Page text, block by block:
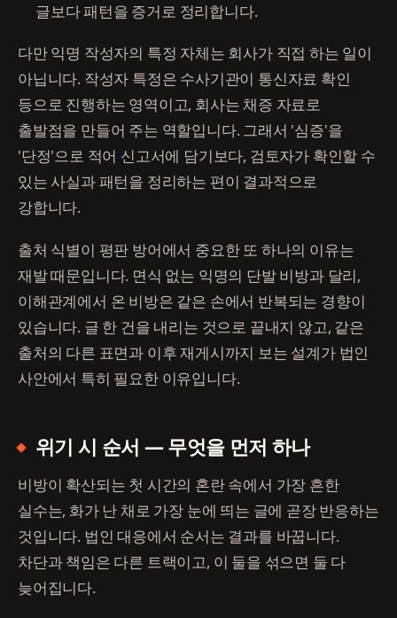
글보다 패턴을 증거로 정리합니다.
다만 익명 작성자의 특정 자체는 회사가 직접 하는 일이
아닙니다. 작성자 특정은 수사기관이 통신자료 확인
등으로 진행하는 영역이고, 회사는 채증 자료로
출발점을 만들어 주는 역할입니다. 그래서 '심증'을
'단정'으로 적어 신고서에 담기보다, 검토자가 확인할 수
있는 사실과 패턴을 정리하는 편이 결과적으로
강합니다.
출처 식별이 평판 방어에서 중요한 또 하나의 이유는
재발 때문입니다. 면식 없는 익명의 단발 비방과 달리,
이해관계에서 온 비방은 같은 손에서 반복되는 경향이
있습니다. 글 한 건을 내리는 것으로 끝내지 않고, 같은
출처의 다른 표면과 이후 재게시까지 보는 설계가 법인
사안에서 특히 필요한 이유입니다.
위기 시 순서 — 무엇을 먼저 하나
비방이 확산되는 첫 시간의 혼란 속에서 가장 흔한
실수는, 화가 난 채로 가장 눈에 띄는 글에 곧장 반응하는
것입니다. 법인 대응에서 순서는 결과를 바꿉니다.
차단과 책임은 다른 트랙이고, 이 둘을 섞으면 둘 다
늦어집니다.